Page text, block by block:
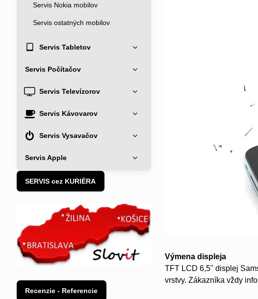
Výmena displeja
TFT LCD 6,5" displej
vrstvy. Zákazníka vždy
Servis Nokia mobilov
Servis ostatných mobilov
Servis Tabletov
Servis Počítačov
Servis Televízorov
Servis Kávovarov
Servis Vysavačov
Servis Apple
SERVIS cez KURIÉRA
Recenzie - Referencie